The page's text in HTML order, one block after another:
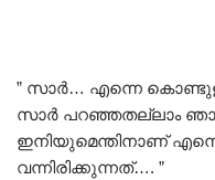
” സാർ… എന്നെ
സാർ പറഞ്ഞതല്ലാം
ഇനിയുമെന്തിനാണ്
വന്നിരിക്കുന്നത്…. ”